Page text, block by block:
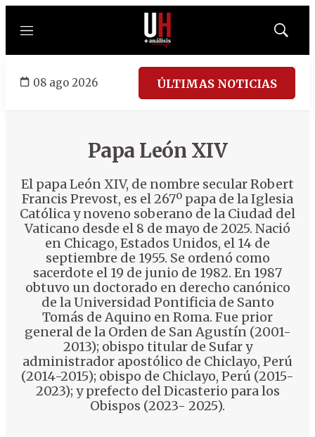
Menú
Mostrar
08 ago 2026 ÚLTIMAS NOTICIAS
Papa León XIV
El papa León XIV, de nombre secular Robert
Francis Prevost, es el 267º papa de la Iglesia
Católica y noveno soberano de la Ciudad del
Vaticano desde el 8 de mayo de 2025. Nació
en Chicago, Estados Unidos, el 14 de
septiembre de 1955. Se ordenó como
sacerdote el 19 de junio de 1982. En 1987
obtuvo un doctorado en derecho canónico
de la Universidad Pontificia de Santo
Tomás de Aquino en Roma. Fue prior
general de la Orden de San Agustín (2001-
2013); obispo titular de Sufar y
administrador apostólico de Chiclayo, Perú
(2014-2015); obispo de Chiclayo, Perú (2015-
2023); y prefecto del Dicasterio para los
Obispos (2023- 2025).